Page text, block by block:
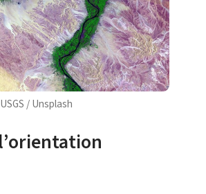
/ Unsplash